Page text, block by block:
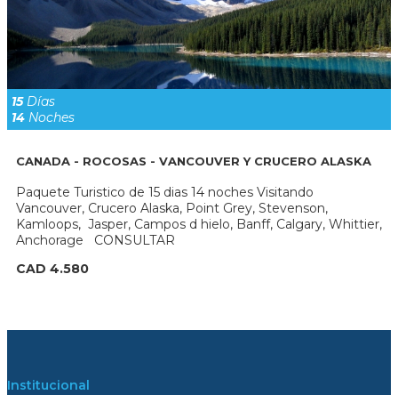
15Días
14 Noches
CANADA - ROCOSAS - VANCOUVER Y CRUCERO ALASKA
Paquete Turistico de 15 dias 14 noches Visitando
Vancouver, Crucero Alaska, Point Grey, Stevenson,
Kamloops, Jasper, Campos d hielo, Banff, Calgary, Whittier,
Anchorage CONSULTAR
CAD 4.580
Institucional